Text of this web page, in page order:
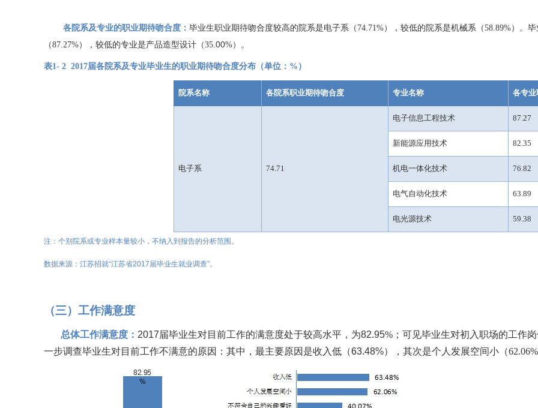
各院系及专业的职业期待吻合度： 毕业生职业期待吻合度较高的院系是电子系（ 74.71%），较低的 院系是机械系（58.89%）。 毕
（87.27%），较低的专业是产品造型设计（35.00%） 。
表1- 22017届各院系及专业毕业生的职业期待吻合度分布（单位： % ）
院系名称 各院系职业期待吻合度 专业名称 各专业
电子系 74.71
电子信息工程技术 87.27
新能源应用技术 82.35
机电一体化技术 76.82
电气自动化技术 63.89
电光源技术 59.38
注：个别 院系或专业样本量较小，不纳入到报告的分析范围。
数据来源：江苏招就“江苏省2017届毕业生就业调查”。
（三）工作满意度
总体工作满意度： 2017届毕业生对目前工作的满意度处于较高水平， 为82.95%； 可见毕业生对初入职场的工作
一步调查毕业生对目前工作不满意的原因：其中， 最主要原因是收入低（63.48%），其次是个人发展空间小（62.06%